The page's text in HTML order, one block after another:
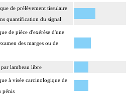
de prélèvement tissulaire
quantification du signal
de pièce d'exérèse d'une
des marges ou de
lambeau libre
à visée carcinologique de
pénis